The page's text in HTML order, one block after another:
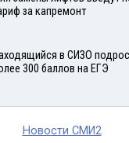
за капремонт
в СИЗО
300 баллов на ЕГЭ
Новости СМИ2